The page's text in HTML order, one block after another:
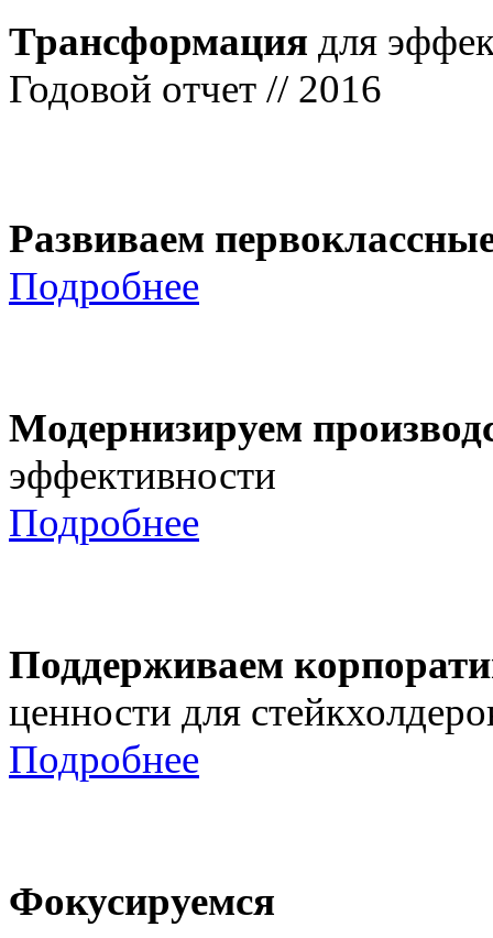
Трансформация для
Годовой отчет // 2016
Развиваем
Подробнее
Модернизируем
эффективности
Подробнее
Поддерживаем
ценности для
Подробнее
Фокусируемся